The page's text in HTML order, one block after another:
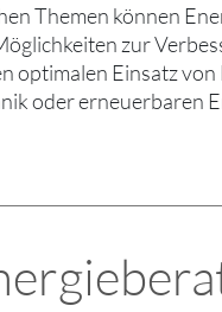
Themen können
zur
optimalen Einsatz
oder erneuerbaren